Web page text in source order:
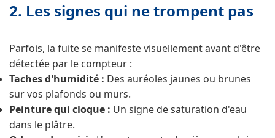
2. Les signes qui ne trompent pas
Parfois, la fuite se manifeste visuellement avant d'être
détectée par le compteur :
Taches d'humidité : Des auréoles jaunes ou brunes
sur vos plafonds ou murs.
Peinture qui cloque : Un signe de saturation d'eau
dans le plâtre.